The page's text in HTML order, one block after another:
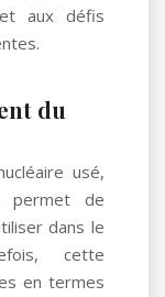
et aux défis
du
usé,
permet de
dans le
cette
en termes